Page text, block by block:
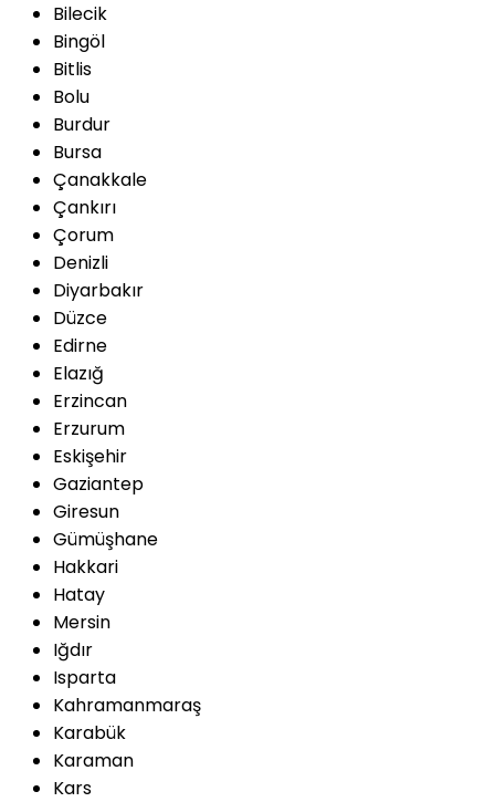
Bilecik
Bingöl
Bitlis
Bolu
Burdur
Bursa
Çanakkale
Çankırı
Çorum
Denizli
Diyarbakır
Düzce
Edirne
Elazığ
Erzincan
Erzurum
Eskişehir
Gaziantep
Giresun
Gümüşhane
Hakkari
Hatay
Mersin
Iğdır
Isparta
Kahramanmaraş
Karabük
Karaman
Kars